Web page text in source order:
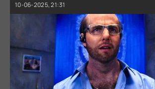
10-06-2025, 21:31